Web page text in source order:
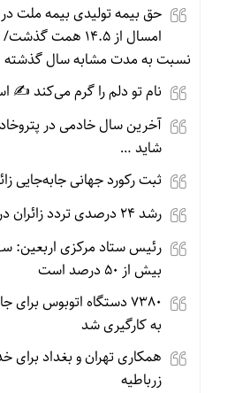
حق بیمه تولیدی بیمه ملت
نسبت به مدت مشابه سال گذشته
نام تو دلم را گرم می‌کند ✍️
آخرین سال خادمی در
شاید …
ثبت رکورد جهانی جابه‌جایی
رشد ۲۴ درصدی تردد زائران در اربعین از مرز مهران
رئیس ستاد مرکزی اربعین:
بیش از ۵۰ درصد است
۷۳۸۰ دستگاه اتوبوس برای
به‌ کارگیری شد
همکاری تهران و بغداد برای
زرباطیه